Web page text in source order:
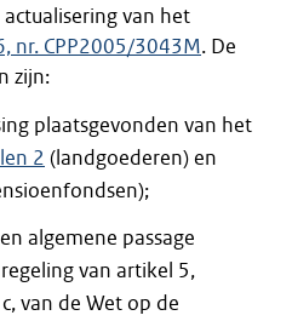
van het
nr. CPP2005/3043M. De
zijn:
plaatsgevonden van het
2 (landgoederen) en
algemene passage
van artikel 5,
van de Wet op de